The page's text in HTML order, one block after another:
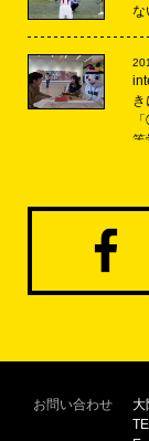
な
き
等
る
お問い合わせ
大